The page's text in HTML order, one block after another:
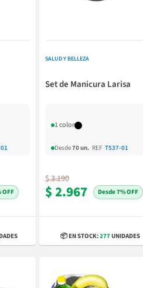
OFF
SALUD Y BELLEZA
Set de Manicura Larisa
1 color
Desde70 un. REF ·T537-01
$ 3.190
$ 2.967 7% OFF
📦 EN STOCK:277UNIDADES